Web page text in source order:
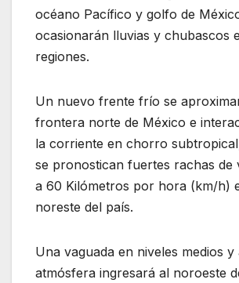
océano Pacífico y golfo de
ocasionarán lluvias y chubascos
regiones.
Un nuevo frente frío se
frontera norte de México e
la corriente en chorro
se pronostican fuertes rachas de
a 60 Kilómetros por hora (km/h)
noreste del país.
Una vaguada en niveles medios y
atmósfera ingresará al noroeste